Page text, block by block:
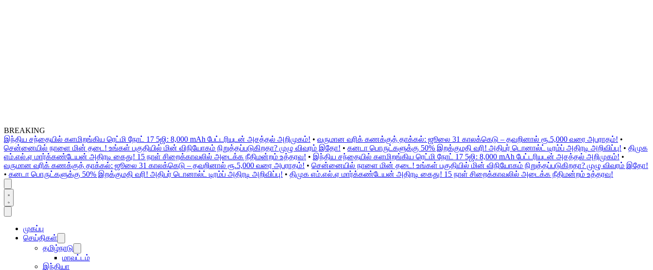
BREAKING
இந்திய சந்தையில் களமிறங்கிய ரெட்மி நோட் 17 5ஜி: 8,000 mAh பேட்டரியுடன் அசத்தல் அறிமுகம்! • வருமான வரிக் கணக்குத் தாக்கல்: ஜூலை 31 காலக்கெடு – தவறினால் ரூ.5,000 வரை அபராதம்! •
சென்னையில் நாளை மின் தடை! உங்கள் பகுதியில் மின் விநியோகம் நிறுத்தப்படுகிறதா? முழு விவரம் இதோ! • கனடா பொருட்களுக்கு 50% இறக்குமதி வரி! அதிபர் டொனால்ட் டிரம்ப் அதிரடி அறிவிப்பு! • திமுக
எம்.எல்.ஏ மார்க்கண்டேயன் அதிரடி கைது! 15 நாள் சிறைக்காவலில் அடைக்க நீதிமன்றம் உத்தரவு! • இந்திய சந்தையில் களமிறங்கிய ரெட்மி நோட் 17 5ஜி: 8,000 mAh பேட்டரியுடன் அசத்தல் அறிமுகம்! •
வருமான வரிக் கணக்குத் தாக்கல்: ஜூலை 31 காலக்கெடு – தவறினால் ரூ.5,000 வரை அபராதம்! • சென்னையில் நாளை மின் தடை! உங்கள் பகுதியில் மின் விநியோகம் நிறுத்தப்படுகிறதா? முழு விவரம் இதோ!
• கனடா பொருட்களுக்கு 50% இறக்குமதி வரி! அதிபர் டொனால்ட் டிரம்ப் அதிரடி அறிவிப்பு! • திமுக எம்.எல்.ஏ மார்க்கண்டேயன் அதிரடி கைது! 15 நாள் சிறைக்காவலில் அடைக்க நீதிமன்றம் உத்தரவு!
முகப்பு
செய்திகள்
தமிழ்நாடு
மாவட்டம்
இந்தியா